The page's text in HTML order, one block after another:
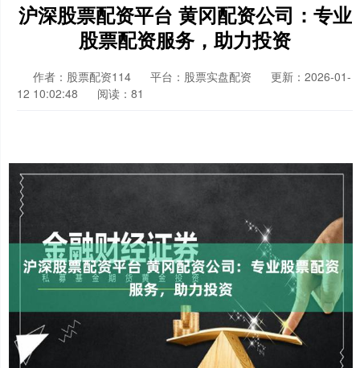
沪深股票配资平台 黄冈配资公司：专业
股票配资服务，助力投资
作者：股票配资114 平台：股票实盘配资
更新：2026-01-
12 10:02:48
阅读：81